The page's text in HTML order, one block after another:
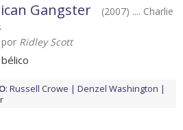
Gangster
(2007) .... Charlie
Ridley Scott
: Russell Crowe
Denzel Washington